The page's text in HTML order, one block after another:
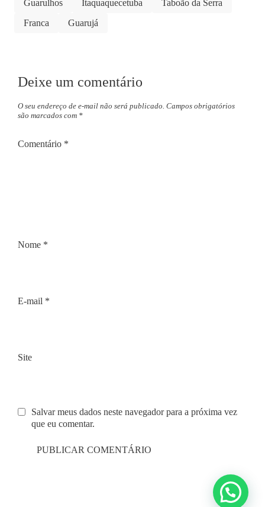
Guarulhos
Itaquaquecetuba
Taboão da Serra
Franca
Guarujá
Deixe um comentário
O seu endereço de e-mail não será publicado. Campos obrigatórios
são marcados com *
Comentário *
Nome *
E-mail *
Site
Salvar meus dados neste navegador para a próxima vez
que eu comentar.